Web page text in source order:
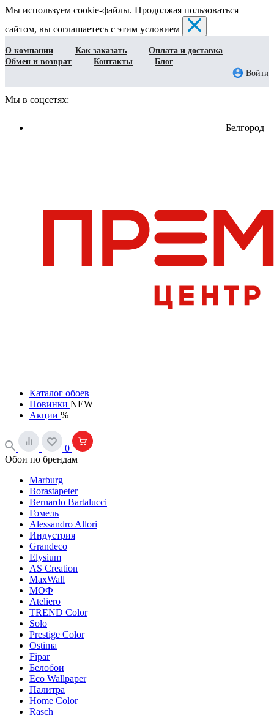
Мы используем cookie-файлы. Продолжая пользоваться
сайтом, вы соглашаетесь с этим условием
О компании Как заказать
Оплата и доставка
Обмен и возврат
Контакты
Блог
Войти
Мы в соцсетях:
Белгород
Каталог обоев
Новинки NEW
Акции %
0
Обои по брендам
Marburg
Borastapeter
Bernardo Bartalucci
Гомель
Alessandro Allori
Индустрия
Grandeco
Elysium
AS Creation
MaxWall
МОФ
Ateliero
TREND Color
Solo
Prestige Color
Ostima
Fipar
Белобои
Eco Wallpaper
Палитра
Home Color
Rasch